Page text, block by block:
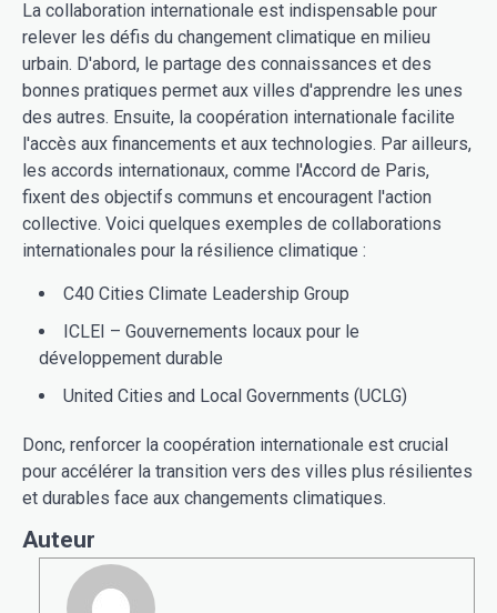
La collaboration internationale est indispensable pour
relever les défis du changement climatique en milieu
urbain. D'abord, le partage des connaissances et des
bonnes pratiques permet aux villes d'apprendre les unes
des autres. Ensuite, la coopération internationale facilite
l'accès aux financements et aux technologies. Par ailleurs,
les accords internationaux, comme l'Accord de Paris,
fixent des objectifs communs et encouragent l'action
collective. Voici quelques exemples de collaborations
internationales pour la résilience climatique :
C40 Cities Climate Leadership Group
ICLEI – Gouvernements locaux pour le
développement durable
United Cities and Local Governments (UCLG)
Donc, renforcer la coopération internationale est crucial
pour accélérer la transition vers des villes plus résilientes
et durables face aux changements climatiques.
Auteur